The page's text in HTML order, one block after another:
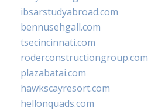
ibsarstudyabroad.com
bennusehgall.com
tsecincinnati.com
roderconstructiongroup.com
plazabatai.com
hawkscayresort.com
hellonquads.com